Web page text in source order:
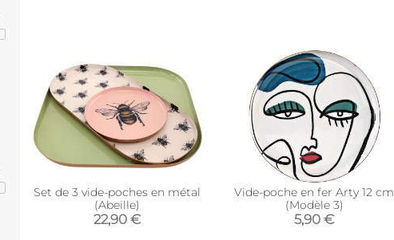
Set de 3 vide-poches en métal
(Abeille)
22,90 €
Vide-poche en fer Arty 12 cm
(Modèle 3)
5,90 €